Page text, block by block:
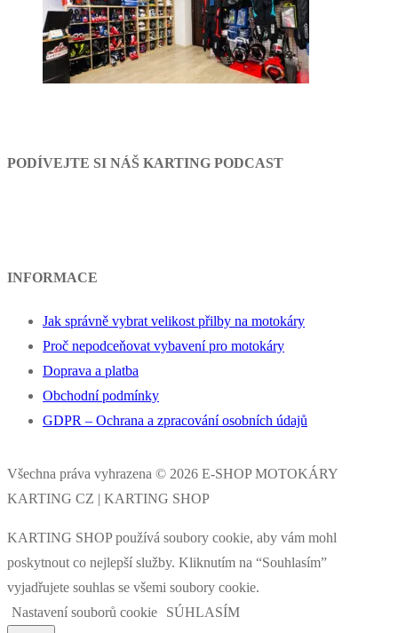
PODÍVEJTE SI NÁŠ KARTING PODCAST
INFORMACE
Jak správně vybrat velikost přilby na motokáry
Proč nepodceňovat vybavení pro motokáry
Doprava a platba
Obchodní podmínky
GDPR – Ochrana a zpracování osobních údajů
Všechna práva vyhrazena © 2026 E-SHOP MOTOKÁRY
KARTING CZ | KARTING SHOP
KARTING SHOP používá soubory cookie, aby vám mohl
poskytnout co nejlepší služby. Kliknutím na “Souhlasím”
vyjadřujete souhlas se všemi soubory cookie.
Nastavení souborů cookie
SÚHLASÍM